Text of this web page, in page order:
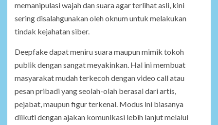
memanipulasi wajah dan suara agar terlihat asli, kini
sering disalahgunakan oleh oknum untuk melakukan
tindak kejahatan siber.
Deepfake dapat meniru suara maupun mimik tokoh
publik dengan sangat meyakinkan. Hal ini membuat
masyarakat mudah terkecoh dengan video call atau
pesan pribadi yang seolah-olah berasal dari artis,
pejabat, maupun figur terkenal. Modus ini biasanya
diikuti dengan ajakan komunikasi lebih lanjut melalui